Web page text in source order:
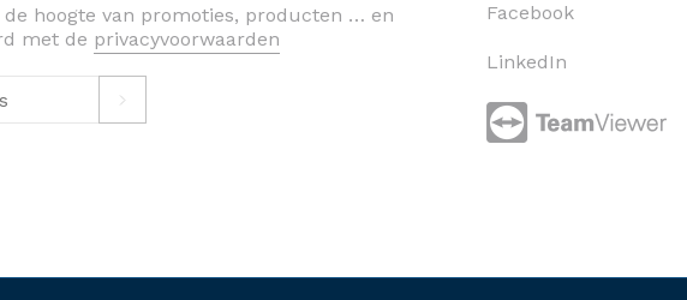
de hoogte van promoties, producten … en
met de privacyvoorwaarden
Facebook
LinkedIn